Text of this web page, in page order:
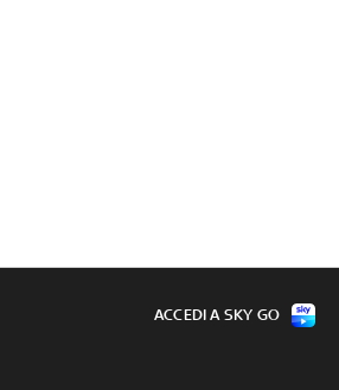
ACCEDI A SKY GO